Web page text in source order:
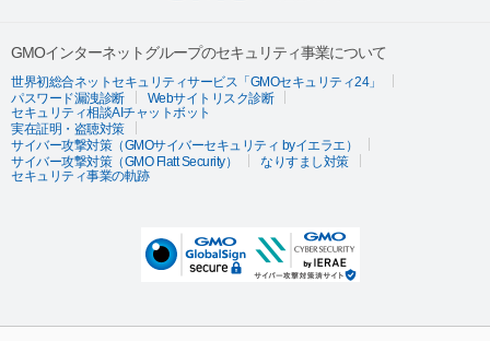
GMOインターネットグループのセキュリティ事業について
世界初総合ネットセキュリティサービス「GMOセキュリティ24」
パスワード漏洩診断
Webサイトリスク診断
セキュリティ相談AIチャットボット
実在証明・盗聴対策
サイバー攻撃対策（GMOサイバーセキュリティ byイエラエ）
サイバー攻撃対策（GMO Flatt Security）
なりすまし対策
セキュリティ事業の軌跡